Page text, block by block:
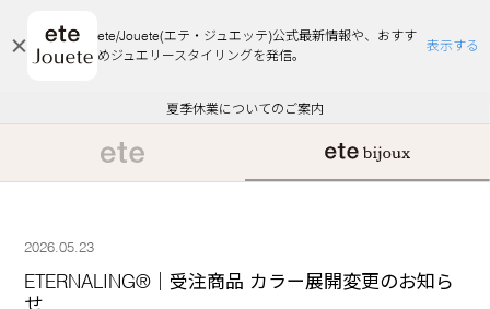
ete/Jouete(エテ・ジュエッテ)公式最新情報や、おすす
めジュエリースタイリングを発信。
表示する
エコラッピング及びエコポイント付与のご案内
ご注文いただいたお品物のお届け状況について
夏季休業についてのご案内
WEB Limited Items >>
採用のご案内
悪質な偽サイトにご注意ください
エコラッピング及びエコポイント付与のご案内
ご注文いただいたお品物のお届け状況について
2026.05.23
ETERNALING®｜受注商品 カラー展開変更のお知ら
せ